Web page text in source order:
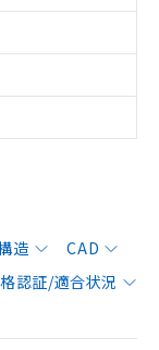
造
CAD
認証/適合状況